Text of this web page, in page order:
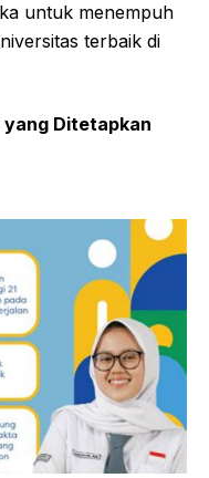
untuk menempuh
terbaik di
Ditetapkan